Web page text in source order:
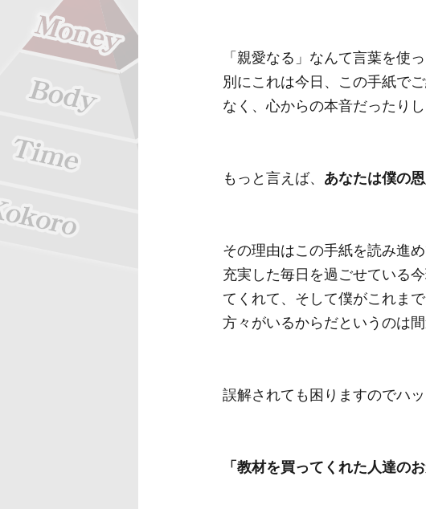
「親愛なる」なんて言葉を使
別にこれは今日、この手紙で
なく、心からの本音だったりし
もっと言えば、 あなたは僕の
その理由はこの手紙を読み進
充実した毎日を過ごせている
てくれて、そして僕がこれま
方々がいるからだというのは
誤解されても困りますのでハ
「教材を買ってくれた人達の